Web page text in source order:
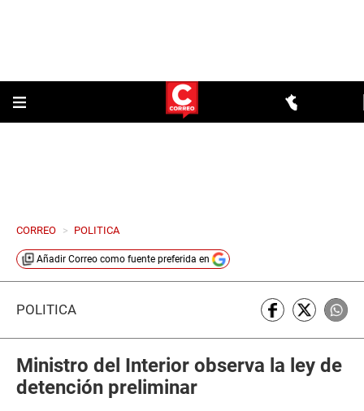
CORREO > POLITICA
Añadir Correo como fuente preferida en
POLÍTICA
Ministro del Interior observa la ley de
detención preliminar